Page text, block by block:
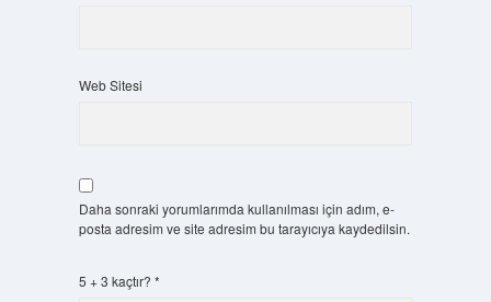
Web Sitesi
Daha sonraki yorumlarımda kullanılması için adım, e-
posta adresim ve site adresim bu tarayıcıya kaydedilsin.
5 + 3 kaçtır? *